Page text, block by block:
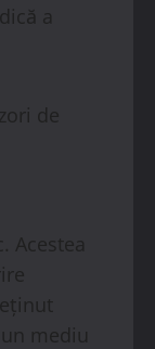
a
de
Acestea
mediu